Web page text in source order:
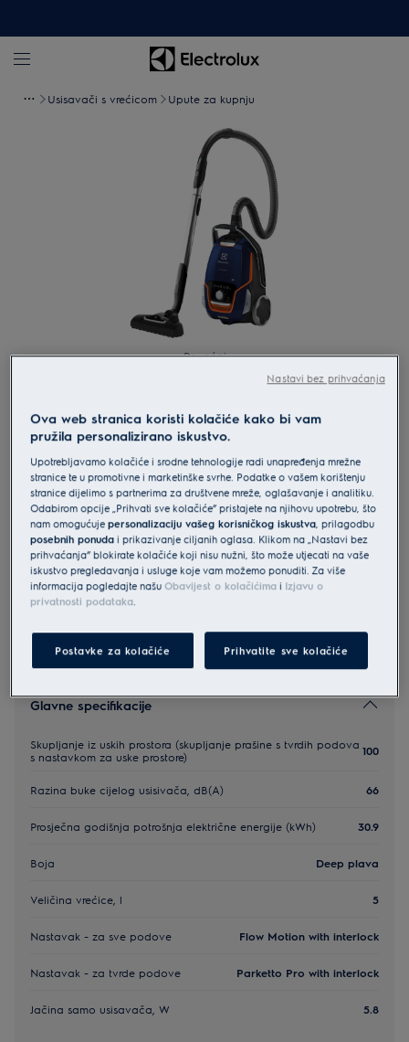
Usisavači s vrećicom Upute za kupnju
Povećaj
EUOC94DB
Electrolux New UltraOne usisavač s
vrećicom Blue
4.6 (346)
Sigurnosne upute i sigurnosna upozorenja prema EU
regulativi 2023/988 navedeni su u korisničkom priručniku. Za
sigurno korištenje proizvoda pročitajte cijeli korisnički
priručnik.
Glavne specifikacije
Skupljanje iz uskih prostora (skupljanje prašine s tvrdih podova
s nastavkom za uske prostore)
100
Razina buke cijelog usisivača, dB(A) 66
Prosječna godišnja potrošnja električne energije (kWh) 30.9
Boja Deep plava
Veličina vrećice, l 5
Nastavak - za sve podove Flow Motion with interlock
Nastavak - za tvrde podove Parketto Pro with interlock
Jačina samo usisavača, W 5.8
Ova web stranica koristi kolačiće kako bi vam
pružila personalizirano iskustvo.
Upotrebljavamo kolačiće i srodne tehnologije radi unapređenja mrežne
stranice te u promotivne i marketinške svrhe. Podatke o vašem korištenju
stranice dijelimo s partnerima za društvene mreže, oglašavanje i analitiku.
Odabirom opcije „Prihvati sve kolačiće” pristajete na njihovu upotrebu, što
nam omogućujepersonalizaciju vašeg korisničkog iskustva , prilagodbu
posebnih ponuda i prikazivanje ciljanih oglasa. Klikom na „Nastavi bez
prihvaćanja” blokirate kolačiće koji nisu nužni, što može utjecati na vaše
iskustvo pregledavanja i usluge koje vam možemo ponuditi. Za više
informacija pogledajte našuObavijest o kolačićima i Izjavu o
privatnosti podataka
Postavke za kolačiće Prihvatite sve kolačiće
Nastavi bez prihvaćanja